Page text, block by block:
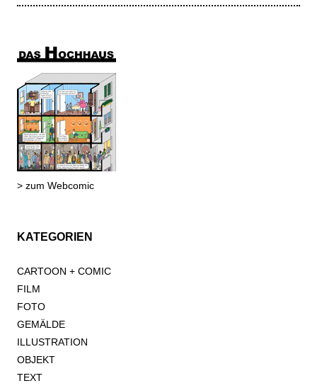
> zum Webcomic
KATEGORIEN
CARTOON + COMIC
FILM
FOTO
GEMÄLDE
ILLUSTRATION
OBJEKT
TEXT